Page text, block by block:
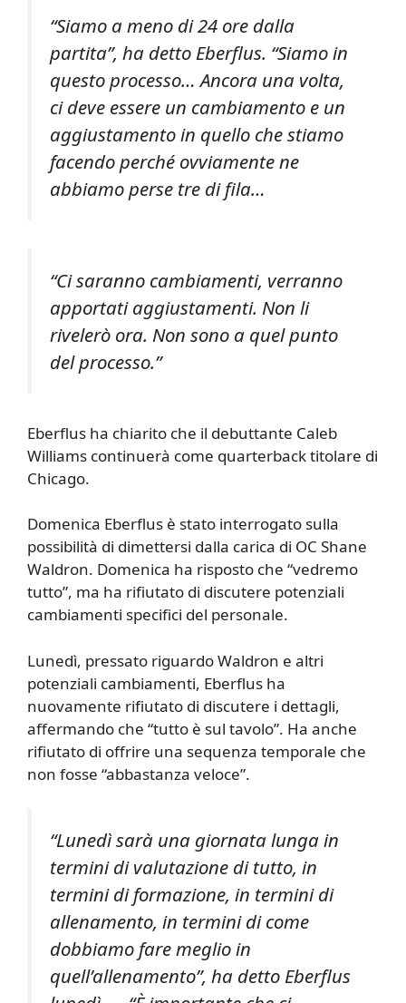
“Siamo a meno di 24 ore dalla
partita”, ha detto Eberflus. “Siamo in
questo processo… Ancora una volta,
ci deve essere un cambiamento e un
aggiustamento in quello che stiamo
facendo perché ovviamente ne
abbiamo perse tre di fila…
“Ci saranno cambiamenti, verranno
apportati aggiustamenti. Non li
rivelerò ora. Non sono a quel punto
del processo.”
Eberflus ha chiarito che il debuttante Caleb
Williams continuerà come quarterback titolare di
Chicago.
Domenica Eberflus è stato interrogato sulla
possibilità di dimettersi dalla carica di OC Shane
Waldron. Domenica ha risposto che “vedremo
tutto”, ma ha rifiutato di discutere potenziali
cambiamenti specifici del personale.
Lunedì, pressato riguardo Waldron e altri
potenziali cambiamenti, Eberflus ha
nuovamente rifiutato di discutere i dettagli,
affermando che “tutto è sul tavolo”. Ha anche
rifiutato di offrire una sequenza temporale che
non fosse “abbastanza veloce”.
“Lunedì sarà una giornata lunga in
termini di valutazione di tutto, in
termini di formazione, in termini di
allenamento, in termini di come
dobbiamo fare meglio in
quell’allenamento”, ha detto Eberflus